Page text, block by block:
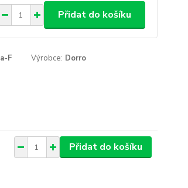
Přidat do košíku
F Výrobce: Dorro
Přidat do košíku